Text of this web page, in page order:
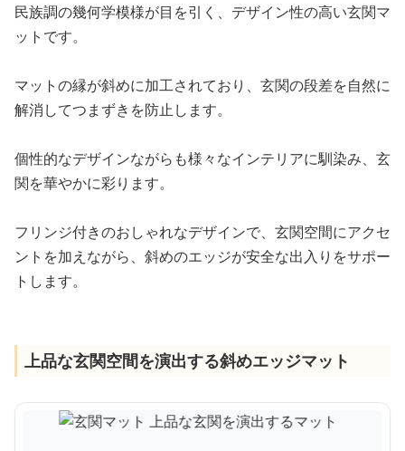
民族調の幾何学模様が目を引く、デザイン性の高い玄関マ
ットです。
マットの縁が斜めに加工されており、玄関の段差を自然に
解消してつまずきを防止します。
個性的なデザインながらも様々なインテリアに馴染み、玄
関を華やかに彩ります。
フリンジ付きのおしゃれなデザインで、玄関空間にアクセ
ントを加えながら、斜めのエッジが安全な出入りをサポー
トします。
上品な玄関空間を演出する斜めエッジマット